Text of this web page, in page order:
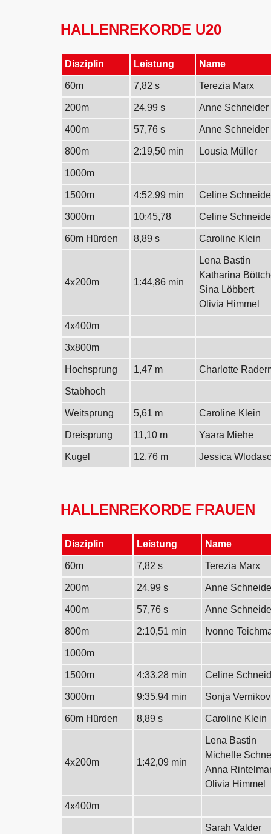
HALLENREKORDE U20
Disziplin Leistung Name
60m 7,82 s Terezia Marx
200m 24,99 s Anne Schneider
400m 57,76 s Anne Schneider
800m 2:19,50 min Lousia Müller
1000m
1500m 4:52,99 min Celine
3000m 10:45,78 Celine
60m Hürden 8,89 s Caroline Klein
4x200m 1:44,86 min
Lena Bastin
Katharina
Sina Löbbert
Olivia Himmel
4x400m
3x800m
Hochsprung 1,47 m Charlotte
Stabhoch
Weitsprung 5,61 m Caroline Klein
Dreisprung 11,10 m Yaara Miehe
Kugel 12,76 m Jessica
HALLENREKORDE FRAUEN
Disziplin Leistung Name
60m 7,82 s Terezia Marx
200m 24,99 s Anne
400m 57,76 s Anne
800m 2:10,51 min Ivonne
1000m
1500m 4:33,28 min Celine
3000m 9:35,94 min Sonja Vernikov
60m Hürden 8,89 s Caroline Klein
4x200m 1:42,09 min
Lena Bastin
Michelle
Anna
Olivia Himmel
4x400m
Sarah Valder